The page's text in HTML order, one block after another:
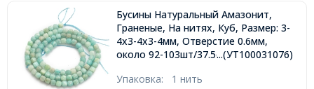
Бусины Натуральный Амазонит,
Граненые, На нитях, Куб, Размер: 3-
4х3-4х3-4мм, Отверстие 0.6мм,
около 92-103шт/37.5см/нить,
...(УТ100031076)
Упаковка: 1 нить